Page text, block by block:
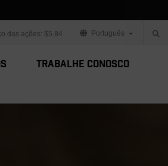
das ações: $5.84 Português
Trabalhe Conosco